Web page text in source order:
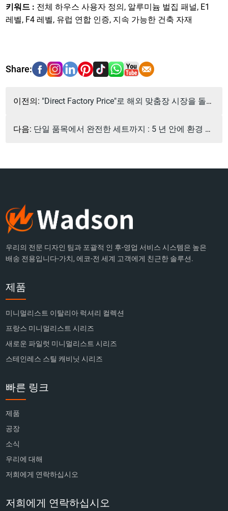
키워드 : 전체 하우스 사용자 정의, 알루미늄 벌집 패널, E1
레벨, F4 레벨, 유럽 연합 인증, 지속 가능한 건축 자재
이전의: "Direct Factory Price"로 해외 맞춤장 시장을 돌파하는 방법
다음: 단일 품목에서 완전한 세트까지 : 5 년 안에 환경 가정 산업 체인을 재구성하는 방법
우리의 전문 디자인 팀과 포괄적 인 후-영업 서비스 시스템은 높은
배송 전용입니다-가치, 에코-전 세계 고객에게 친근한 솔루션.
제품
미니멀리스트 이탈리아 럭셔리 컬렉션
프랑스 미니멀리스트 시리즈
새로운 파일럿 미니멀리스트 시리즈
스테인레스 스틸 캐비닛 시리즈
빠른 링크
제품
공장
소식
우리에 대해
저희에게 연락하십시오
저희에게 연락하십시오